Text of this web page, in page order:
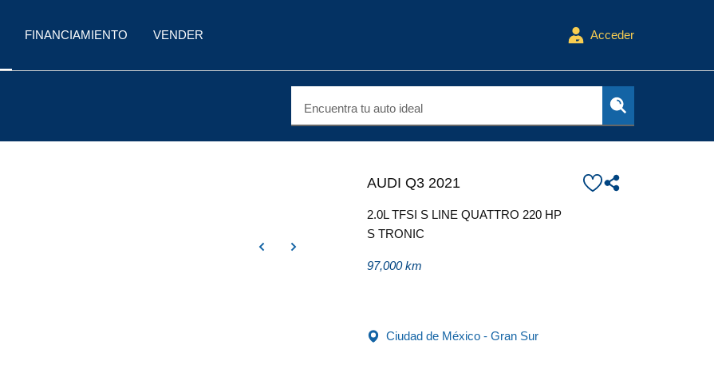
FINANCIAMIENTO VENDER Acceder
Encuentra tu auto ideal
AUDI Q3 2021
2.0L TFSI S LINE QUATTRO 220 HP
S TRONIC
97,000 km
Ciudad de México - Gran Sur